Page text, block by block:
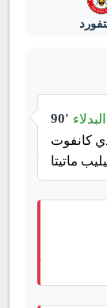
90'
كانفوت
ماتيتا